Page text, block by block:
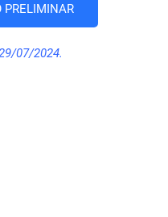
PRELIMINAR
07/2024.